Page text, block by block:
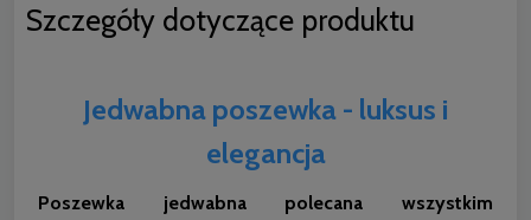
Szczegóły dotyczące produktu
Jedwabna poszewka - luksus i
elegancja
Poszewka jedwabna polecana wszystkim